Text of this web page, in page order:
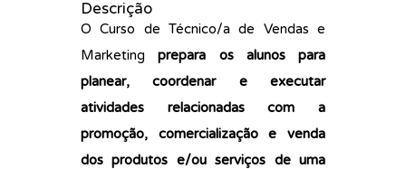
Descrição
O Curso de Técnico/a de Vendas e
Marketingprepara os alunos para
planear, coordenar e executar
atividades relacionadas com a
promoção, comercialização e venda
dos produtos e/ou serviços de uma